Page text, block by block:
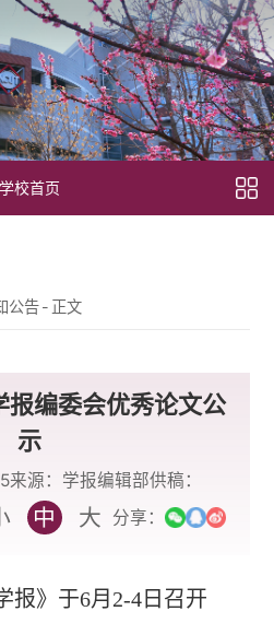
学校首页
公告- 正文
编委会优秀论文公
示
来源：学报编辑部供稿：
中 大 分享：
报》于6月2-4日召开